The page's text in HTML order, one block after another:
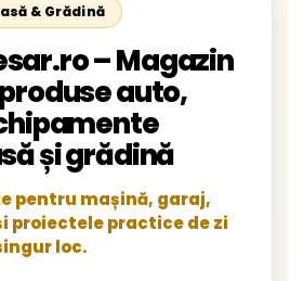
& Grădină
– Magazin
auto,
și grădină
pentru mașină, garaj,
proiectele practice de zi
loc.